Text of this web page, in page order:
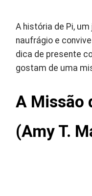
A história de Pi,
naufrágio e
dica de presente
gostam de uma
A Missão
(Amy T.